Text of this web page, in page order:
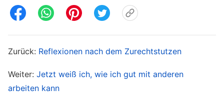
getroffen und wird das Problem nicht lösen!“
Hang den Kopf und sagte kein Wort. Als ich
fühlte ich einen Anflug von Schuld: „Wie konnte
ich so verächtlich und kritisch ihm gegenüber
Zurück: Reflexionen nach dem Zurechtstutzen
Weiter: Jetzt weiß ich, wie ich gut mit anderen
arbeiten kann